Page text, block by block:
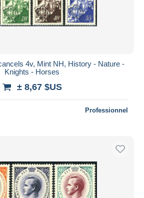
4v, Mint NH, History - Nature -
Knights - Horses
± 8,67 $US
Professionnel